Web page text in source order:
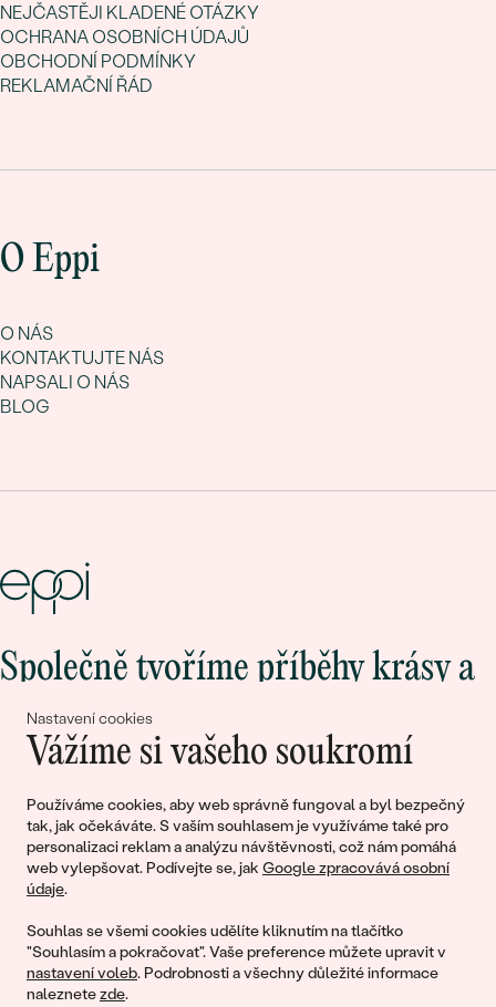
Nastavení cookies
Vážíme si vašeho soukromí
Používáme cookies, aby web správně fungoval a byl bezpečný
tak, jak očekáváte. S vaším souhlasem je využíváme také pro
personalizaci reklam a analýzu návštěvnosti, což nám pomáhá
web vylepšovat. Podívejte se, jak Google zpracovává osobní
údaje.
Souhlas se všemi cookies udělíte kliknutím na tlačítko
"Souhlasím a pokračovat". Vaše preference můžete upravit v
nastavení voleb. Podrobnosti a všechny důležité informace
naleznetezde.
NEJČASTĚJI KLADENÉ OTÁZKY
OCHRANA OSOBNÍCH ÚDAJŮ
OBCHODNÍ PODMÍNKY
REKLAMAČNÍ ŘÁD
O Eppi
O NÁS
KONTAKTUJTE NÁS
NAPSALI O NÁS
BLOG
Společně tvoříme příběhy krásy a
lásky
© 2011 - 2026, Eppi.cz